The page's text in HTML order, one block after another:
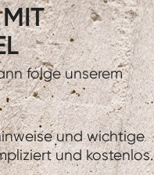
folge unserem
und wichtige
und kostenlos.